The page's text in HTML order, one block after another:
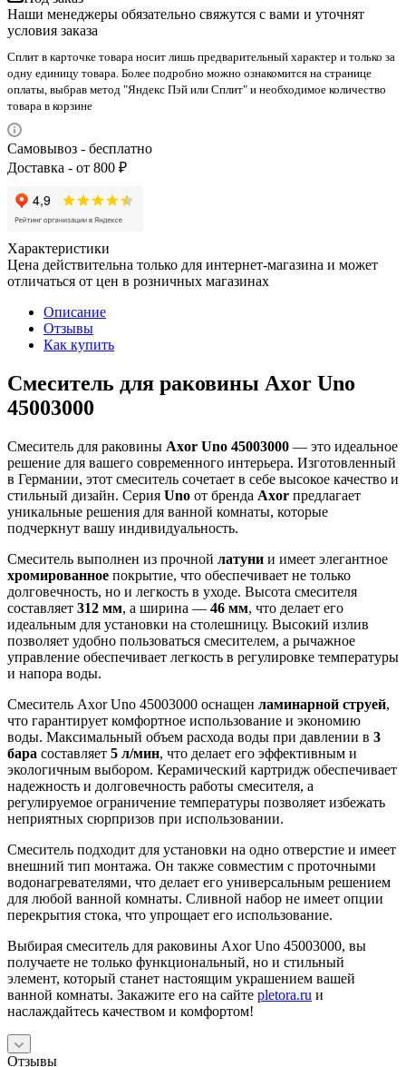
Наши менеджеры обязательно свяжутся с вами и уточнят
условия заказа
Сплит в карточке товара носит лишь предварительный характер и только за
одну единицу товара. Более подробно можно ознакомится на странице
оплаты, выбрав метод "Яндекс Пэй или Сплит" и необходимое количество
товара в корзине
Самовывоз - бесплатно
Доставка - от 800 ₽
Характеристики
Цена действительна только для интернет-магазина и может
отличаться от цен в розничных магазинах
Описание
Отзывы
Как купить
Смеситель для раковины Axor Uno
45003000
Смеситель для раковины Axor Uno 45003000 — это идеальное
решение для вашего современного интерьера. Изготовленный
в Германии, этот смеситель сочетает в себе высокое качество и
стильный дизайн. Серия Uno от бренда Axor предлагает
уникальные решения для ванной комнаты, которые
подчеркнут вашу индивидуальность.
Смеситель выполнен из прочной латуни и имеет элегантное
хромированное покрытие, что обеспечивает не только
долговечность, но и легкость в уходе. Высота смесителя
составляет 312 мм, а ширина — 46 мм, что делает его
идеальным для установки на столешницу. Высокий излив
позволяет удобно пользоваться смесителем, а рычажное
управление обеспечивает легкость в регулировке температуры
и напора воды.
Смеситель Axor Uno 45003000 оснащен ламинарной струей,
что гарантирует комфортное использование и экономию
воды. Максимальный объем расхода воды при давлении в 3
бара составляет 5 л/мин, что делает его эффективным и
экологичным выбором. Керамический картридж обеспечивает
надежность и долговечность работы смесителя, а
регулируемое ограничение температуры позволяет избежать
неприятных сюрпризов при использовании.
Смеситель подходит для установки на одно отверстие и имеет
внешний тип монтажа. Он также совместим с проточными
водонагревателями, что делает его универсальным решением
для любой ванной комнаты. Сливной набор не имеет опции
перекрытия стока, что упрощает его использование.
Выбирая смеситель для раковины Axor Uno 45003000, вы
получаете не только функциональный, но и стильный
элемент, который станет настоящим украшением вашей
ванной комнаты. Закажите его на сайте pletora.ru и
наслаждайтесь качеством и комфортом!
Отзывы